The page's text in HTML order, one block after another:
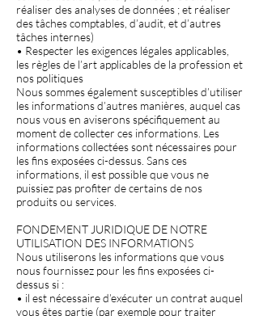
réaliser des analyses de données ; et réaliser
des tâches comptables, d’audit, et d’autres
tâches internes)
• Respecter les exigences légales applicables,
les règles de l’art applicables de la profession et
nos politiques
Nous sommes également susceptibles d’utiliser
les informations d’autres manières, auquel cas
nous vous en aviserons spécifiquement au
moment de collecter ces informations. Les
informations collectées sont nécessaires pour
les fins exposées ci-dessus. Sans ces
informations, il est possible que vous ne
puissiez pas profiter de certains de nos
produits ou services.
FONDEMENT JURIDIQUE DE NOTRE
UTILISATION DES INFORMATIONS
Nous utiliserons les informations que vous
nous fournissez pour les fins exposées ci-
dessus si :
• il est nécessaire d’exécuter un contrat auquel
vous êtes partie (par exemple pour traiter